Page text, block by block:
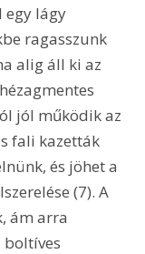
egy lágy
ragasszunk
alig áll ki az
jól működik az
fali kazetták
és jöhet a
(7). A
ám arra
boltíves